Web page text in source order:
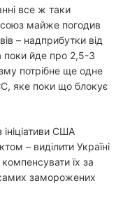
все ж таки
майже погодив
– надприбутки від
поки йде про 2,5-3
потрібне ще одне
яке поки що блокує
ініціативи США
– виділити Україні
їх за
заморожених